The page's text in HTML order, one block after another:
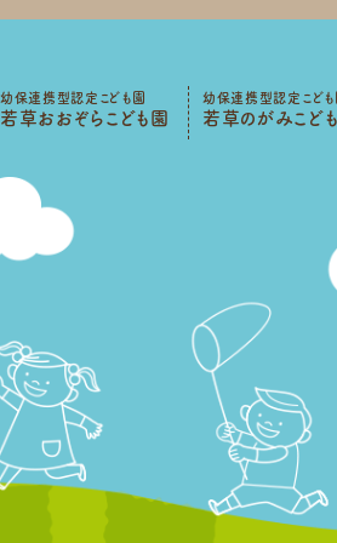
幼保連携型認定こども園
若草おおぞらこども園
幼保連携型認定こども
若草のがみこど